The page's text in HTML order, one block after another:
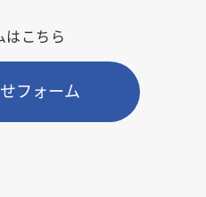
はこちら
フォーム